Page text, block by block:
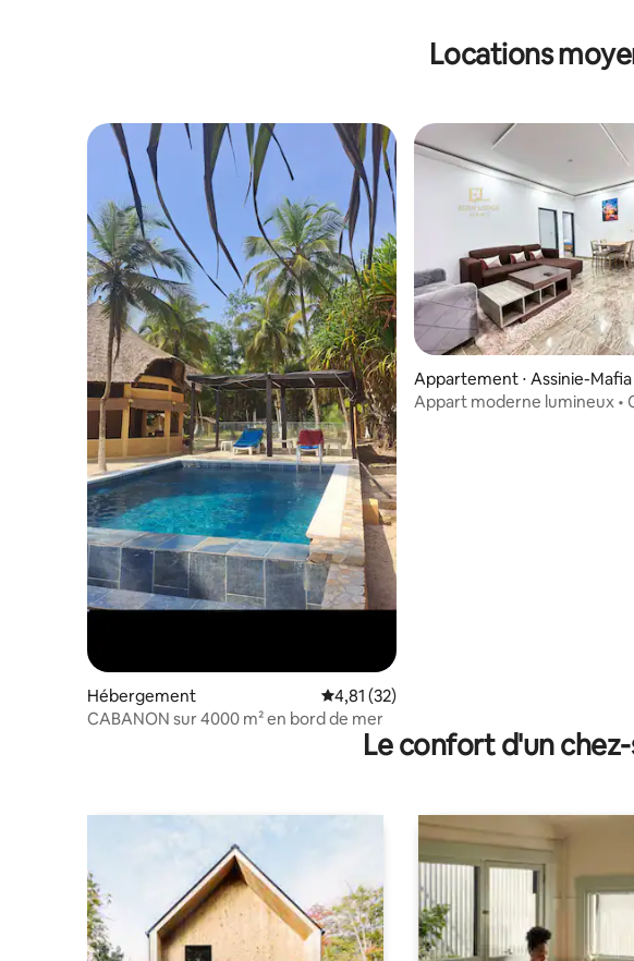
Locations
Hébergement Évaluation moyenne sur la base de 32
4,81 (32)
CABANON sur 4000 m² en bord de mer
Appartement ⋅ Assinie-Mafia
Appart moderne lumineux •
Le confort d'un